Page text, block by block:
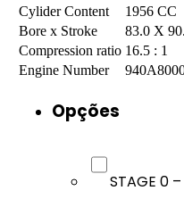
Cylider Content
1956 CC
Bore x Stroke
83.0 X
Compression ratio 16.5 : 1
Engine Number
Opções
STAGE 0